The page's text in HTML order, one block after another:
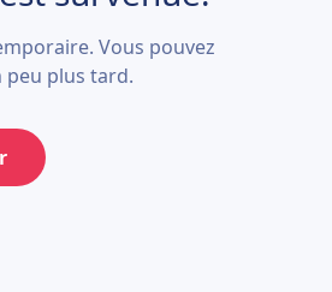
Vous pouvez
peu plus tard.